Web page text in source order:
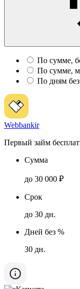
По сумме,
По сумме,
По дням
Webbankir
Первый займ
Сумма
до 30 000 ₽
Срок
до 30 дн.
Дней без %
30 дн.